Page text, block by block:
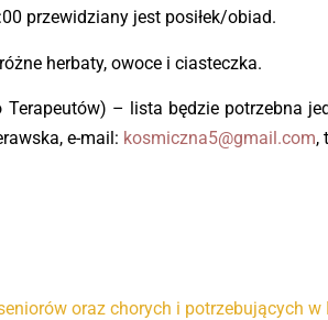
przewidziany jest posiłek/obiad.
herbaty, owoce i ciasteczka.
– lista będzie potrzebna
e-mail: kosmiczna5@gmail.com,
oraz chorych i potrzebujących w